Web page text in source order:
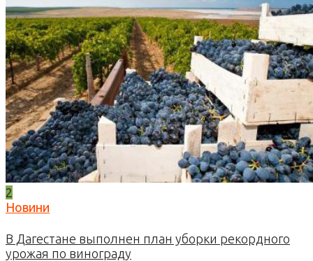
2
Новини
В Дагестане выполнен план уборки рекордного
урожая по винограду